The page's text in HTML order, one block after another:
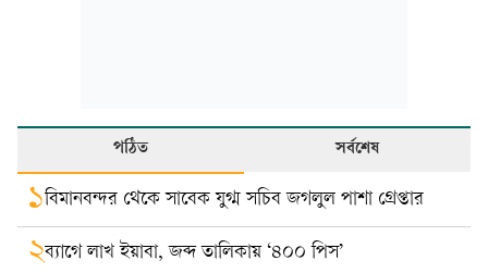
পঠিত সর্বশেষ
১বিমানবন্দর থেকে সাবেক যুগ্ম সচিব জগলুল পাশা গ্রেপ্তার
২ব্যাগে লাখ ইয়াবা, জব্দ তালিকায় ‘৪০০ পিস’